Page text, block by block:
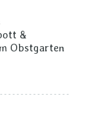
&
Obstgarten